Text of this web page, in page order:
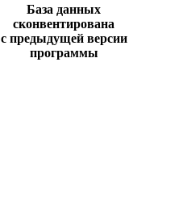
База данных
сконвентирована
с предыдущей версии
программы